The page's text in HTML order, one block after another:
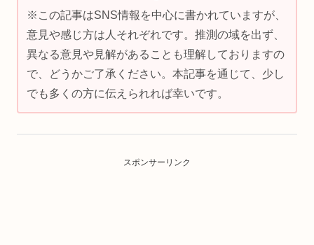
※この記事はSNS情報を中心に書かれていますが、
意見や感じ方は人それぞれです。推測の域を出ず、
異なる意見や見解があることも理解しておりますの
で、どうかご了承ください。本記事を通じて、少し
でも多くの方に伝えられれば幸いです。
スポンサーリンク